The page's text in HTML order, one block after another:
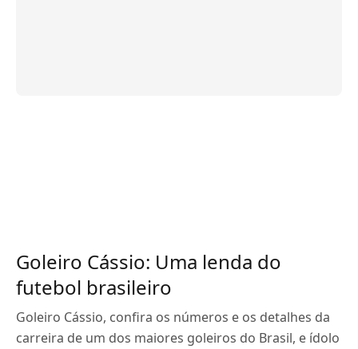
Goleiro Cássio: Uma lenda do
futebol brasileiro
Goleiro Cássio, confira os números e os detalhes da
carreira de um dos maiores goleiros do Brasil, e ídolo